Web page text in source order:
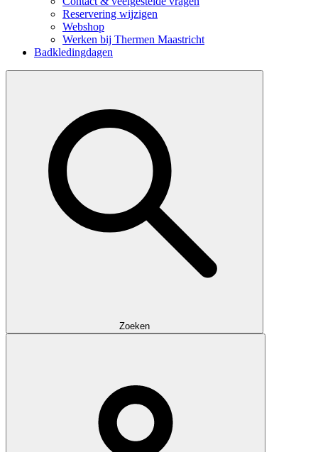
Reservering wijzigen
Webshop
Werken bij Thermen Maastricht
Badkledingdagen
Zoeken